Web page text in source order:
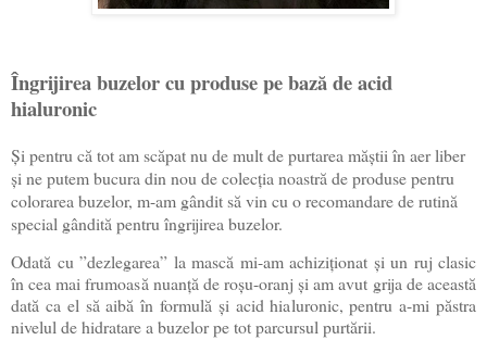
Îngrijirea buzelor cu produse pe bază de acid
hialuronic
Și pentru că tot am scăpat nu de mult de purtarea măștii în aer liber
și ne putem bucura din nou de colecția noastră de produse pentru
colorarea buzelor, m-am gândit să vin cu o recomandare de rutină
special gândită pentru îngrijirea buzelor.
Odată cu ”dezlegarea” la mască mi-am achiziționat și un ruj clasic
în cea mai frumoasă nuanță de roșu-oranj și am avut grija de această
dată ca el să aibă în formulă și acid hialuronic, pentru a-mi păstra
nivelul de hidratare a buzelor pe tot parcursul purtării.